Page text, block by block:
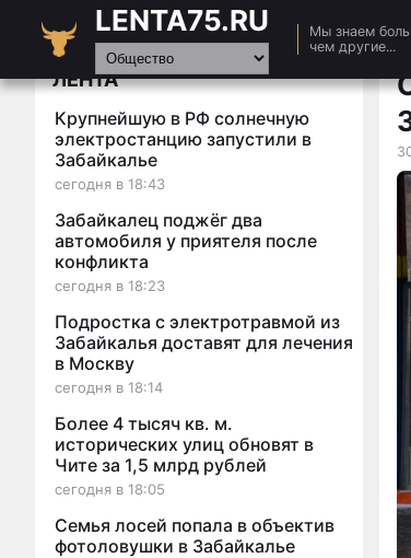
LENTA75.RU
Мы знаем
чем другие...
Главная
Новости
Видео
Статьи
ЛЕНТА
Крупнейшую в РФ солнечную
электростанцию запустили в
Забайкалье
сегодня в 18:43
Забайкалец поджёг два
автомобиля у приятеля после
конфликта
сегодня в 18:23
Подростка с электротравмой из
Забайкалья доставят для лечения
в Москву
сегодня в 18:14
Более 4 тысяч кв. м.
исторических улиц обновят в
Чите за 1,5 млрд рублей
сегодня в 18:05
Семья лосей попала в объектив
фотоловушки в Забайкалье